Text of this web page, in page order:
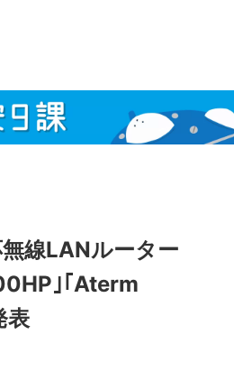
線LANルーター
｣｢Aterm
表